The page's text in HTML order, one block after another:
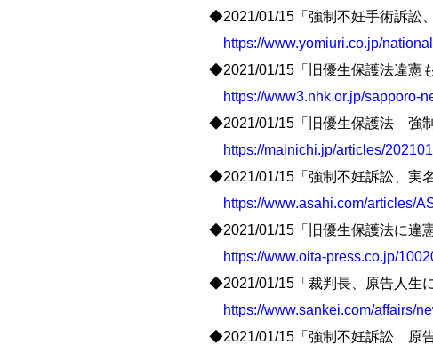
◆2021/01/15「強制不妊手術訴訟
https://www.yomiuri.co.jp/
◆2021/01/15「旧優生保護法違憲
https://www3.nhk.or.jp/sapporo-
◆2021/01/15「旧優生保護法 強
https://mainichi.jp/articles/
◆2021/01/15「強制不妊訴訟、実
https://www.asahi.com/articles/
◆2021/01/15「旧優生保護法に違
https://www.oita-press.co.jp/
◆2021/01/15「裁判長、原告人生
https://www.sankei.com/affairs/
◆2021/01/15「強制不妊訴訟 原